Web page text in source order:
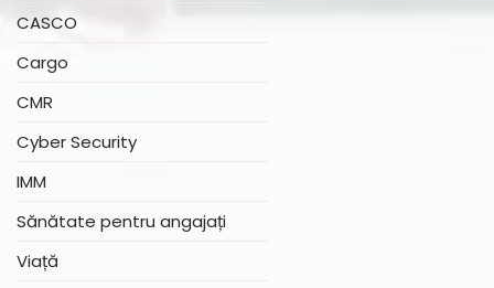
CASCO
Cargo
CMR
Cyber Security
IMM
Sănătate pentru angajați
Viață